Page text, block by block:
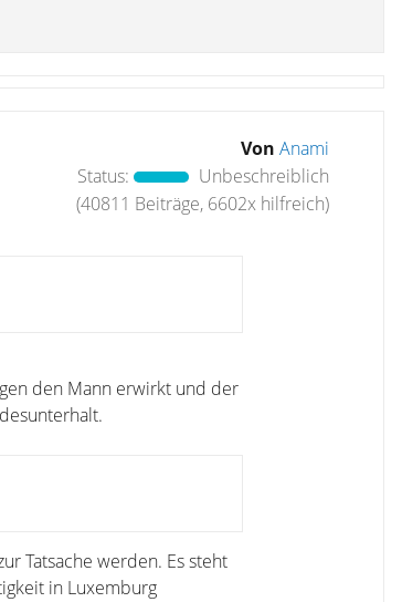
Von Anami
Status:
Unbeschreiblich
(40811 Beiträge, 6602x hilfreich)
den Mann erwirkt und der
Tatsache werden. Es steht
in Luxemburg